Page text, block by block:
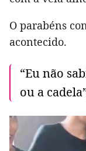
O parabéns
acontecido.
“Eu não
ou a